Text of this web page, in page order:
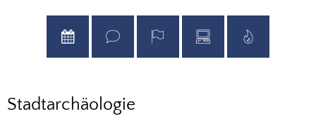
Archäologie
Stadtarchäologie